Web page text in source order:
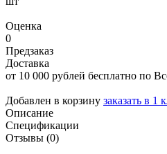
Оценка
0
Предзаказ
Доставка
от 10 000 рублей бесплатно по
Добавлен в корзину заказать в 1
Описание
Спецификации
Отзывы (0)